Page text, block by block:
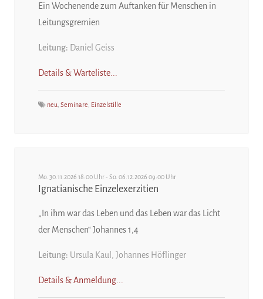
Ein Wochenende zum Auftanken für Menschen in
Leitungsgremien
Leitung: Daniel Geiss
Details & Warteliste...
neu Seminare Einzelstille
Mo. 30.11.2026 18:00 Uhr - So. 06.12.2026 09:00 Uhr
Ignatianische Einzelexerzitien
„In ihm war das Leben und das Leben war das Licht
der Menschen“ Johannes 1,4
Leitung: Ursula Kaul, Johannes Höflinger
Details & Anmeldung...